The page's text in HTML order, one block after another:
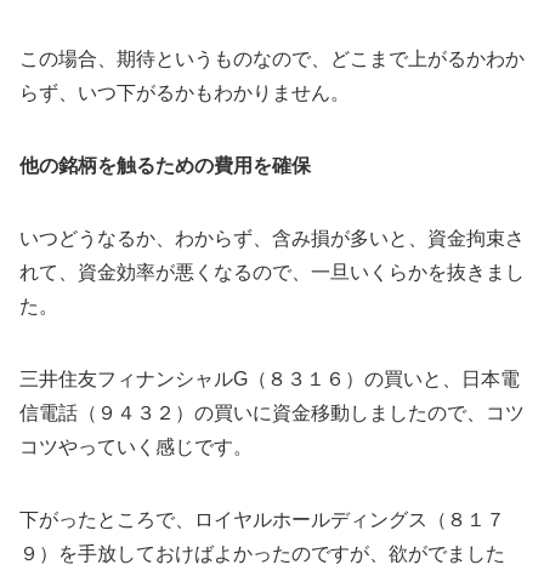
この場合、期待というものなので、どこまで上がるかわか
らず、いつ下がるかもわかりません。
他の銘柄を触るための費用を確保
いつどうなるか、わからず、含み損が多いと、資金拘束さ
れて、資金効率が悪くなるので、一旦いくらかを抜きまし
た。
三井住友フィナンシャルG（８３１６）の買いと、日本電
信電話（９４３２）の買いに資金移動しましたので、コツ
コツやっていく感じです。
下がったところで、ロイヤルホールディングス（８１７
９）を手放しておけばよかったのですが、欲がでました